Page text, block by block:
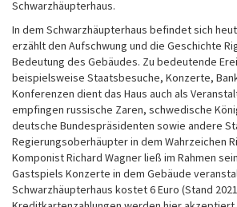
Schwarzhäupterhaus.
In dem Schwarzhäupterhaus befindet sich
erzählt den Aufschwung und die Geschichte
Bedeutung des Gebäudes. Zu bedeutende
beispielsweise Staatsbesuche, Konzerte,
Konferenzen dient das Haus auch als
empfingen russische Zaren, schwedische
deutsche Bundespräsidenten sowie andere
Regierungsoberhäupter in dem Wahrzeichen
Komponist Richard Wagner ließ im Rahmen
Gastspiels Konzerte in dem Gebäude
Schwarzhäupterhaus kostet 6 Euro (Stand